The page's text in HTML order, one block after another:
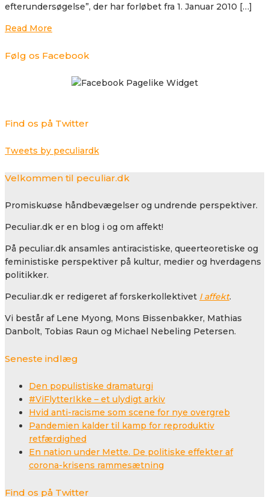
efterundersøgelse”, der har forløbet fra 1. Januar 2010 […]
Read More
Følg os Facebook
Find os på Twitter
Tweets by peculiardk
Velkommen til peculiar.dk
Promiskuøse håndbevægelser og undrende perspektiver.
Peculiar.dk er en blog i og om affekt!
På peculiar.dk ansamles antiracistiske, queerteoretiske og
feministiske perspektiver på kultur, medier og hverdagens
politikker.
Peculiar.dk er redigeret af forskerkollektivet I affekt.
Vi består af Lene Myong, Mons Bissenbakker, Mathias
Danbolt, Tobias Raun og Michael Nebeling Petersen.
Seneste indlæg
Den populistiske dramaturgi
#ViFlytterIkke – et ulydigt arkiv
Hvid anti-racisme som scene for nye overgreb
Pandemien kalder til kamp for reproduktiv
retfærdighed
En nation under Mette. De politiske effekter af
corona-krisens rammesætning
Find os på Twitter